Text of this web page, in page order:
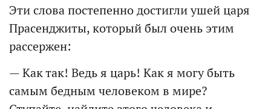
Эти слова постепенно достигли ушей царя
Прасенджиты, который был очень этим
рассержен:
— Как так! Ведь я царь! Как я могу быть
самым бедным человеком в мире?